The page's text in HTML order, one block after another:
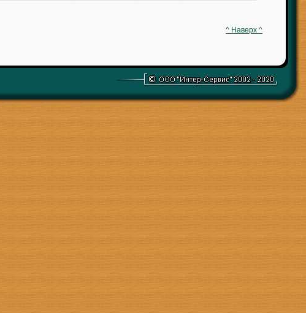
^ Наверх ^